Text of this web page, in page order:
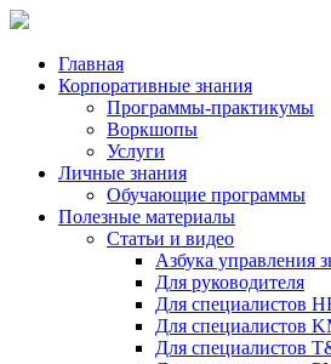
Главная
Корпоративные знания
Программы-практикумы
Воркшопы
Услуги
Личные знания
Обучающие программы
Полезные материалы
Статьи и видео
Азбука управления
Для руководителя
Для специалистов
Для специалистов
Для специалистов